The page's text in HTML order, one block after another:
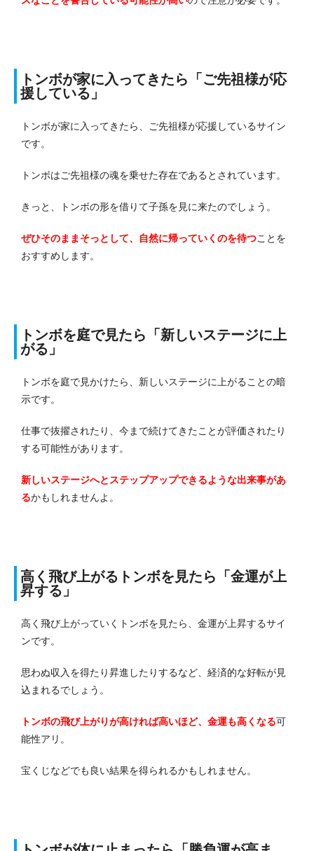
トンボが家に入ってきたら「ご先祖様が応
援している」
トンボが家に入ってきたら、ご先祖様が応援しているサイン
です。
トンボはご先祖様の魂を乗せた存在であるとされています。
きっと、トンボの形を借りて子孫を見に来たのでしょう。
ぜひそのままそっとして、自然に帰っていくのを待つことを
おすすめします。
トンボを庭で見たら「新しいステージに上
がる」
トンボを庭で見かけたら、新しいステージに上がることの暗
示です。
仕事で抜擢されたり、今まで続けてきたことが評価されたり
する可能性があります。
新しいステージへとステップアップできるような出来事があ
るかもしれませんよ。
高く飛び上がるトンボを見たら「金運が上
昇する」
高く飛び上がっていくトンボを見たら、金運が上昇するサイ
ンです。
思わぬ収入を得たり昇進したりするなど、経済的な好転が見
込まれるでしょう。
トンボの飛び上がりが高ければ高いほど、金運も高くなる可
能性アリ。
宝くじなどでも良い結果を得られるかもしれません。